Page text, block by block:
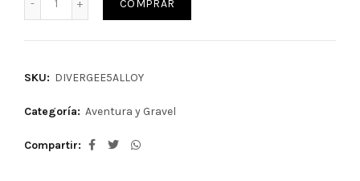
COMPRAR
SKU: DIVERGEE5ALLOY
Categoría: Aventura y Gravel
Compartir